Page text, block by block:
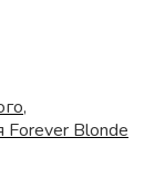
Forever Blonde